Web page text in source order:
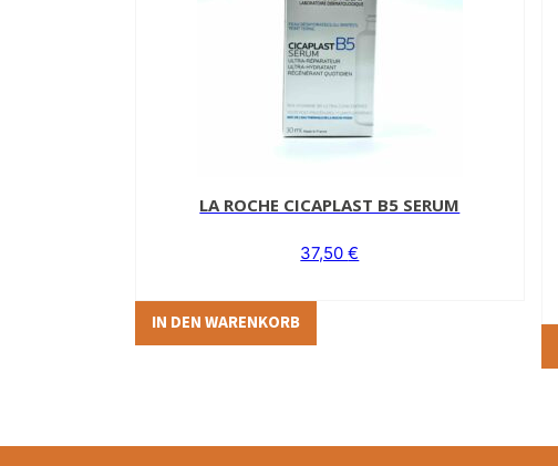
LA ROCHE CICAPLAST B5 SERUM
37,50€
IN DEN WARENKORB